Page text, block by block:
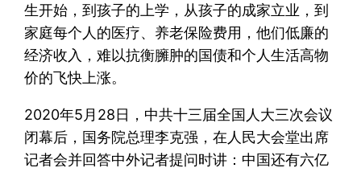
生开始，到孩子的上学，从孩子的成家立业，到
家庭每个人的医疗、养老保险费用，他们低廉的
经济收入，难以抗衡臃肿的国债和个人生活高物
价的飞快上涨。
2020年5月28日，中共十三届全国人大三次会议
闭幕后，国务院总理李克强，在人民大会堂出席
记者会并回答中外记者提问时讲：中国还有六亿